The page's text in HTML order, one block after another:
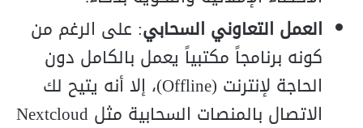
العمل التعاوني السحابي: على الرغم من
كونه برنامجاً مكتبياً يعمل بالكامل دون
الحاجة لإنترنت (Offline)، إلا أنه يتيح لك
الاتصال بالمنصات السحابية مثل Nextcloud